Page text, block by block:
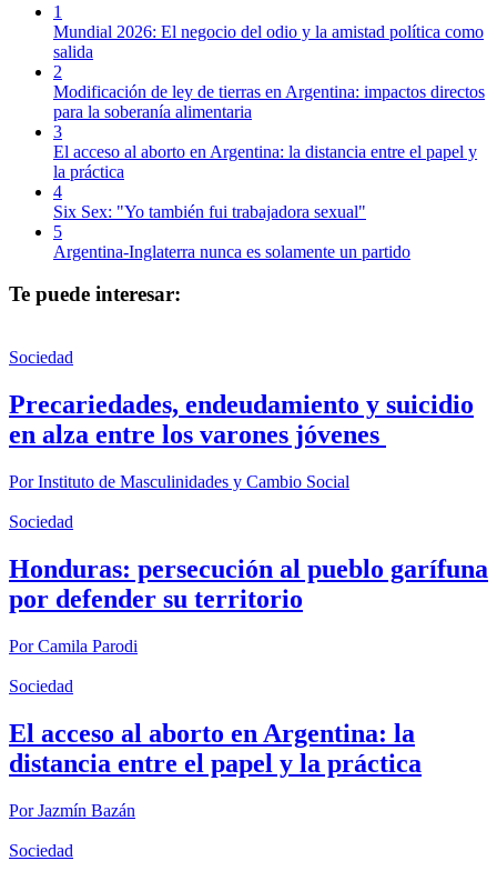
1
Mundial 2026: El negocio del odio y la amistad política como
salida
2
Modificación de ley de tierras en Argentina: impactos directos
para la soberanía alimentaria
3
El acceso al aborto en Argentina: la distancia entre el papel y
la práctica
4
Six Sex: "Yo también fui trabajadora sexual"
5
Argentina-Inglaterra nunca es solamente un partido
Te puede interesar:
Sociedad
Precariedades, endeudamiento y suicidio
en alza entre los varones jóvenes
PorInstituto de Masculinidades y Cambio Social
Sociedad
Honduras: persecución al pueblo garífuna
por defender su territorio
PorCamila Parodi
Sociedad
El acceso al aborto en Argentina: la
distancia entre el papel y la práctica
PorJazmín Bazán
Sociedad